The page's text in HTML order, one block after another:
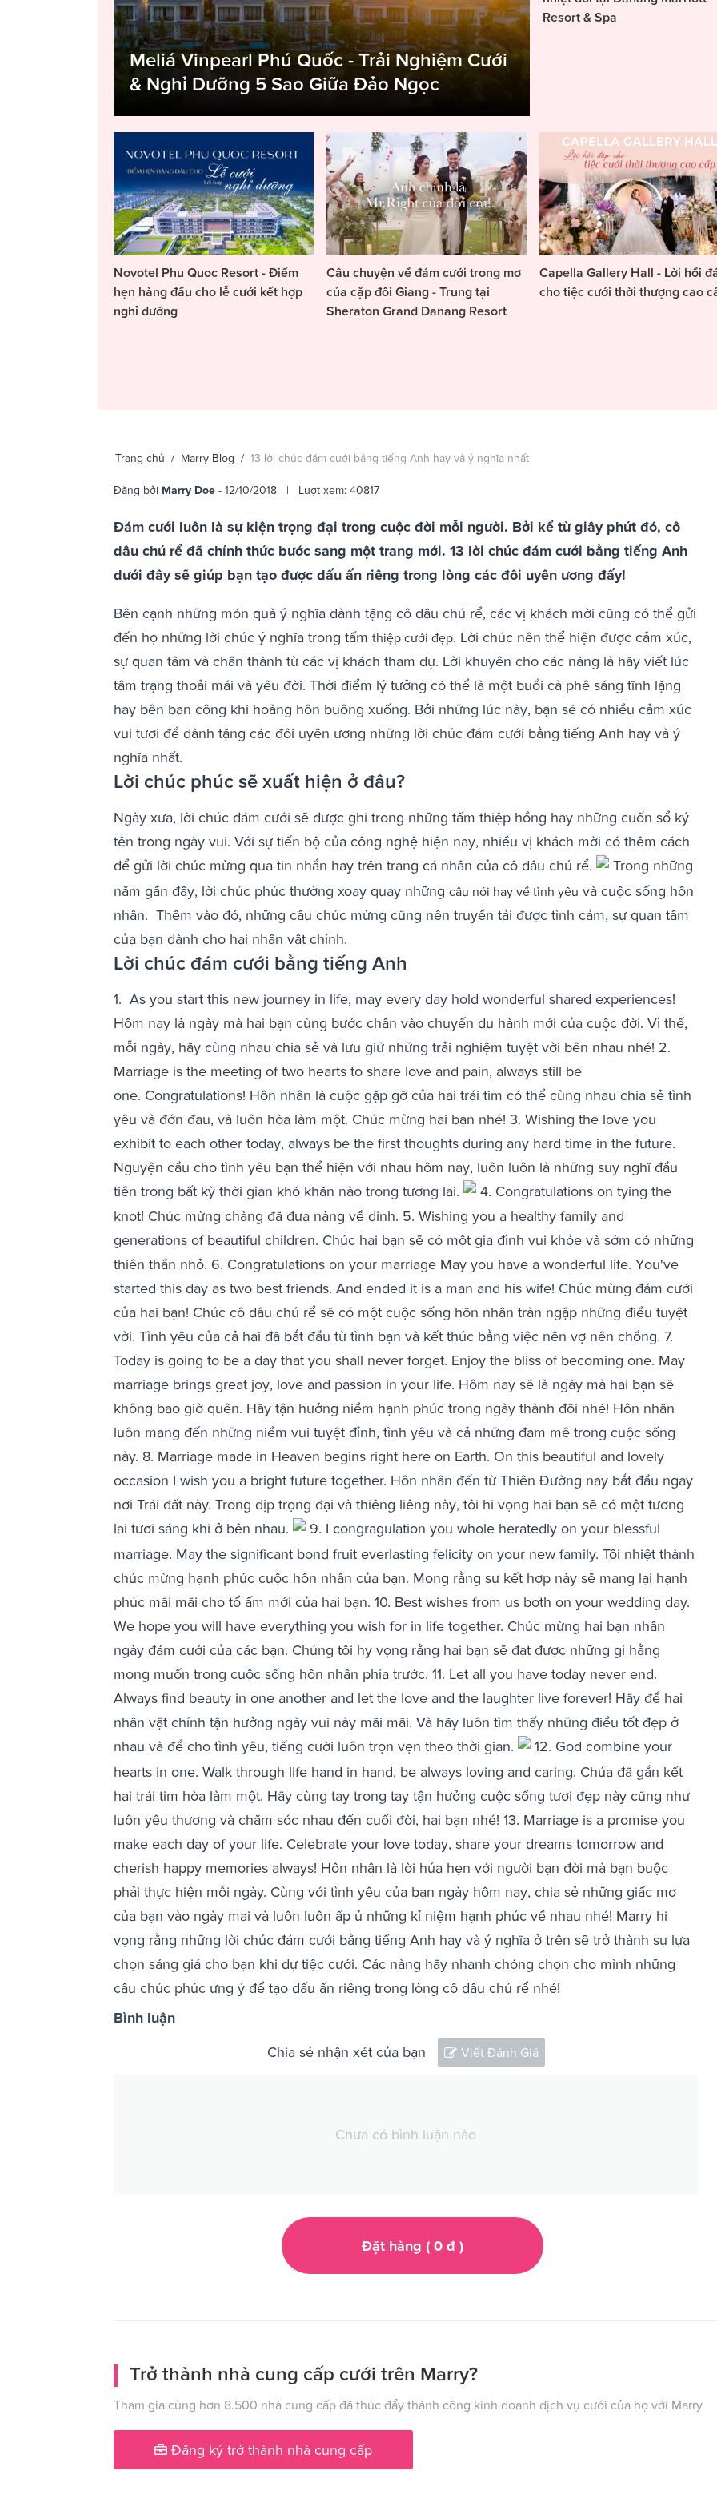
Meliá Vinpearl Phú Quốc - Trải Nghiệm Cưới
& Nghỉ Dưỡng 5 Sao Giữa Đảo Ngọc
Resort & Spa
Novotel Phu Quoc Resort - Điểm
hẹn hàng đầu cho lễ cưới kết hợp
nghỉ dưỡng
Câu chuyện về đám cưới trong mơ
của cặp đôi Giang - Trung tại
Sheraton Grand Danang Resort
Capella Gallery Hall - Lời hồi
cho tiệc cưới thời thượng cao
Trang chủ / Marry Blog / 13 lời chúc đám cưới bằng tiếng Anh hay và ý nghĩa nhất
Đăng bởi Marry Doe - 12/10/2018 | Lượt xem: 40817
Đám cưới luôn là sự kiện trọng đại trong cuộc đời mỗi người. Bởi kể từ giây phút đó, cô
dâu chú rể đã chính thức bước sang một trang mới. 13 lời chúc đám cưới bằng tiếng Anh
dưới đây sẽ giúp bạn tạo được dấu ấn riêng trong lòng các đôi uyên ương đấy!
Bên cạnh những món quà ý nghĩa dành tặng cô dâu chú rể, các vị khách mời cũng có thể gửi
đến họ những lời chúc ý nghĩa trong tấm thiệp cưới đẹp. Lời chúc nên thể hiện được cảm xúc,
sự quan tâm và chân thành từ các vị khách tham dự. Lời khuyên cho các nàng là hãy viết lúc
tâm trạng thoải mái và yêu đời. Thời điểm lý tưởng có thể là một buổi cà phê sáng tĩnh lặng
hay bên ban công khi hoàng hôn buông xuống. Bởi những lúc này, bạn sẽ có nhiều cảm xúc
vui tươi để dành tặng các đôi uyên ương những lời chúc đám cưới bằng tiếng Anh hay và ý
nghĩa nhất.
Lời chúc phúc sẽ xuất hiện ở đâu?
Ngày xưa, lời chúc đám cưới sẽ được ghi trong những tấm thiệp hồng hay những cuốn sổ ký
tên trong ngày vui. Với sự tiến bộ của công nghệ hiện nay, nhiều vị khách mời có thêm cách
để gửi lời chúc mừng qua tin nhắn hay trên trang cá nhân của cô dâu chú rể.
Trong những
năm gần đây, lời chúc phúc thường xoay quay những câu nói hay về tình yêu và cuộc sống hôn
nhân. Thêm vào đó, những câu chúc mừng cũng nên truyền tải được tình cảm, sự quan tâm
của bạn dành cho hai nhân vật chính.
Lời chúc đám cưới bằng tiếng Anh
1. As you start this new journey in life, may every day hold wonderful shared experiences!
Hôm nay là ngày mà hai bạn cùng bước chân vào chuyến du hành mới của cuộc đời. Vì thế,
mỗi ngày, hãy cùng nhau chia sẻ và lưu giữ những trải nghiệm tuyệt vời bên nhau nhé! 2.
Marriage is the meeting of two hearts to share love and pain, always still be
one. Congratulations! Hôn nhân là cuộc gặp gỡ của hai trái tim có thể cùng nhau chia sẻ tình
yêu và đớn đau, và luôn hòa làm một. Chúc mừng hai bạn nhé! 3. Wishing the love you
exhibit to each other today, always be the first thoughts during any hard time in the future.
Nguyện cầu cho tình yêu bạn thể hiện với nhau hôm nay, luôn luôn là những suy nghĩ đầu
tiên trong bất kỳ thời gian khó khăn nào trong tương lai.
4. Congratulations on tying the
knot! Chúc mừng chàng đã đưa nàng về dinh. 5. Wishing you a healthy family and
generations of beautiful children. Chúc hai bạn sẽ có một gia đình vui khỏe và sớm có những
thiên thần nhỏ. 6. Congratulations on your marriage May you have a wonderful life. You've
started this day as two best friends. And ended it is a man and his wife! Chúc mừng đám cưới
của hai bạn! Chúc cô dâu chú rể sẽ có một cuộc sống hôn nhân tràn ngập những điều tuyệt
vời. Tình yêu của cả hai đã bắt đầu từ tình bạn và kết thúc bằng việc nên vợ nên chồng. 7.
Today is going to be a day that you shall never forget. Enjoy the bliss of becoming one. May
marriage brings great joy, love and passion in your life. Hôm nay sẽ là ngày mà hai bạn sẽ
không bao giờ quên. Hãy tận hưởng niềm hạnh phúc trong ngày thành đôi nhé! Hôn nhân
luôn mang đến những niềm vui tuyệt đỉnh, tình yêu và cả những đam mê trong cuộc sống
này. 8. Marriage made in Heaven begins right here on Earth. On this beautiful and lovely
occasion I wish you a bright future together. Hôn nhân đến từ Thiên Đường nay bắt đầu ngay
nơi Trái đất này. Trong dịp trọng đại và thiêng liêng này, tôi hi vọng hai bạn sẽ có một tương
lai tươi sáng khi ở bên nhau.
9. I congragulation you whole heratedly on your blessful
marriage. May the significant bond fruit everlasting felicity on your new family. Tôi nhiệt thành
chúc mừng hạnh phúc cuộc hôn nhân của bạn. Mong rằng sự kết hợp này sẽ mang lại hạnh
phúc mãi mãi cho tổ ấm mới của hai bạn. 10. Best wishes from us both on your wedding day.
We hope you will have everything you wish for in life together. Chúc mừng hai bạn nhân
ngày đám cưới của các bạn. Chúng tôi hy vọng rằng hai bạn sẽ đạt được những gì hằng
mong muốn trong cuộc sống hôn nhân phía trước. 11. Let all you have today never end.
Always find beauty in one another and let the love and the laughter live forever! Hãy để hai
nhân vật chính tận hưởng ngày vui này mãi mãi. Và hãy luôn tìm thấy những điều tốt đẹp ở
nhau và để cho tình yêu, tiếng cười luôn trọn vẹn theo thời gian.
12. God combine your
hearts in one. Walk through life hand in hand, be always loving and caring. Chúa đã gắn kết
hai trái tim hòa làm một. Hãy cùng tay trong tay tận hưởng cuộc sống tươi đẹp này cũng như
luôn yêu thương và chăm sóc nhau đến cuối đời, hai bạn nhé! 13. Marriage is a promise you
make each day of your life. Celebrate your love today, share your dreams tomorrow and
cherish happy memories always! Hôn nhân là lời hứa hẹn với người bạn đời mà bạn buộc
phải thực hiện mỗi ngày. Cùng với tình yêu của bạn ngày hôm nay, chia sẻ những giấc mơ
của bạn vào ngày mai và luôn luôn ấp ủ những kỉ niệm hạnh phúc về nhau nhé! Marry hi
vọng rằng những lời chúc đám cưới bằng tiếng Anh hay và ý nghĩa ở trên sẽ trở thành sự lựa
chọn sáng giá cho bạn khi dự tiệc cưới. Các nàng hãy nhanh chóng chọn cho mình những
câu chúc phúc ưng ý để tạo dấu ấn riêng trong lòng cô dâu chú rể nhé!
Bình luận
Chia sẻ nhận xét của bạn Viết Đánh Giá
Chưa có bình luận nào
Đặt hàng ( 0đ )
Trở thành nhà cung cấp cưới trên Marry?
Tham gia cùng hơn 8.500 nhà cung cấp đã thúc đẩy thành công kinh doanh dịch vụ cưới của họ với Marry
Đăng ký trở thành nhà cung cấp